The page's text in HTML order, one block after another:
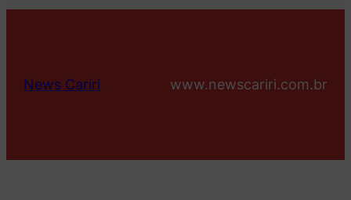
News Cariri www.newscariri.com.br